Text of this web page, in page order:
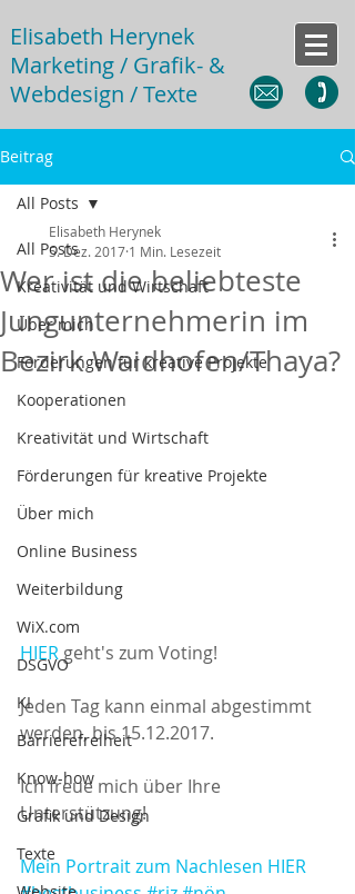
Elisabeth Herynek
Marketing / Grafik- &
Webdesign / Texte
Beitrag
All Posts
Kreativität und Wirtschaft
Über mich
Förderungen für kreative Projekte
Kooperationen
Kreativität und Wirtschaft
Förderungen für kreative Projekte
Über mich
Online Business
Weiterbildung
WiX.com
DSGVO
KI
Barrierefreiheit
Know-how
Grafik und Design
Texte
All Posts
Wer ist die beliebteste
Jungunternehmerin im
Bezirk Waidhofen/Thaya?
Elisabeth Herynek
5. Dez. 2017 1 Min. Lesezeit
HIER geht's zum Voting!
Jeden Tag kann einmal abgestimmt
werden, bis 15.12.2017.
Ich freue mich über Ihre
Unterstützung!
Mein Portrait zum Nachlesen HIER